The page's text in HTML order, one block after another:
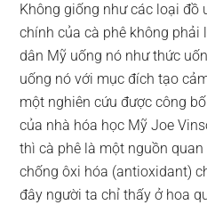
Không giống như các loại đồ
chính của cà phê không phải
dân Mỹ uống nó như thức
uống nó với mục đích tạo
một nghiên cứu được công
của nhà hóa học Mỹ Joe
thì cà phê là một nguồn
chống ôxi hóa (antioxidant)
đây người ta chỉ thấy ở hoa